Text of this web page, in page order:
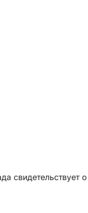
свидетельствует о